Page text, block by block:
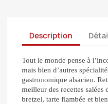
Description
Tout le monde pense à
mais bien d’autres
gastronomique alsacien.
meilleur des recettes salées
bretzel, tarte flambée et